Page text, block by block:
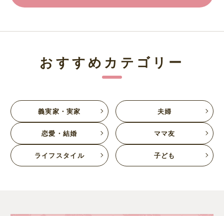
おすすめカテゴリー
義実家・実家 夫婦
恋愛・結婚 ママ友
ライフスタイル 子ども